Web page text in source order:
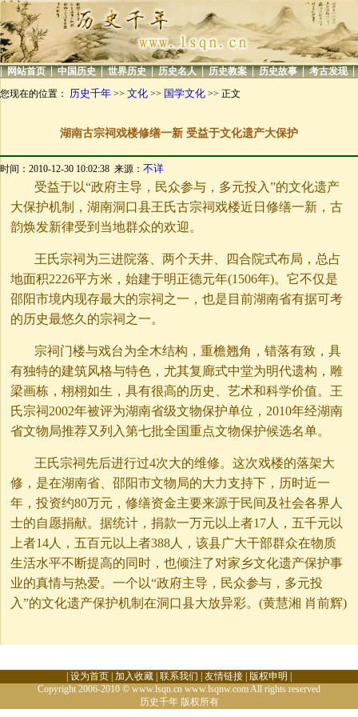
| 网站首页 | 中国历史 | 世界历史 | 历史名人 | 历史教案 | 历史故事 | 考古发现 |
您现在的位置： 历史千年 >> 文化 >> 国学文化 >> 正文
湖南古宗祠戏楼修缮一新 受益于文化遗产大保护
时间：2010-12-30 10:02:38 来源： 不详
受益于以“政府主导，民众参与，多元投入”的文化遗产
大保护机制，湖南洞口县王氏古宗祠戏楼近日修缮一新，古
韵焕发新律受到当地群众的欢迎。
王氏宗祠为三进院落、两个天井、四合院式布局，总占
地面积2226平方米，始建于明正德元年(1506年)。它不仅是
邵阳市境内现存最大的宗祠之一，也是目前湖南省有据可考
的历史最悠久的宗祠之一。
宗祠门楼与戏台为全木结构，重檐翘角，错落有致，具
有独特的建筑风格与特色，尤其复廊式中堂为明代遗构，雕
梁画栋，栩栩如生，具有很高的历史、艺术和科学价值。王
氏宗祠2002年被评为湖南省级文物保护单位，2010年经湖南
省文物局推荐又列入第七批全国重点文物保护候选名单。
王氏宗祠先后进行过4次大的维修。这次戏楼的落架大
修，是在湖南省、邵阳市文物局的大力支持下，历时近一
年，投资约80万元，修缮资金主要来源于民间及社会各界人
士的自愿捐献。据统计，捐款一万元以上者17人，五千元以
上者14人，五百元以上者388人，该县广大干部群众在物质
生活水平不断提高的同时，也倾注了对家乡文化遗产保护事
业的真情与热爱。一个以“政府主导，民众参与，多元投
入”的文化遗产保护机制在洞口县大放异彩。(黄慧湘 肖前辉)
设为首页 加入收藏 联系我们 友情链接 版权申明
Copyright 2006-2010 © www.lsqn.cn www.lsqnw.com All rights reserved
历史千年版权所有